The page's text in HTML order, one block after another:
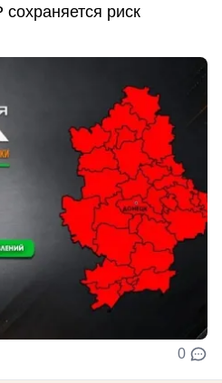
риск
0